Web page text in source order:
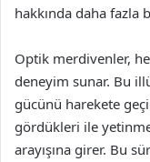
hakkında daha fazla
Optik merdivenler,
deneyim sunar. Bu
gücünü harekete
gördükleri ile
arayışına girer. Bu